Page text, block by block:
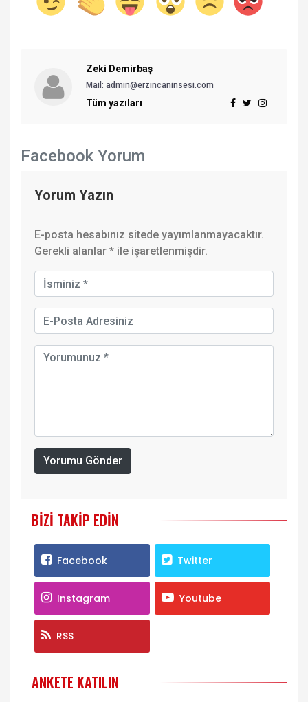
Zeki Demirbaş
Mail: admin@erzincaninsesi.com
Tüm yazıları
Facebook Yorum
Yorum Yazın
E-posta hesabınız sitede yayımlanmayacaktır.
Gerekli alanlar * ile işaretlenmişdir.
Yorumu Gönder
BIZI TAKIP EDIN
Facebook Twitter
Instagram Youtube
RSS
ANKETE KATILIN